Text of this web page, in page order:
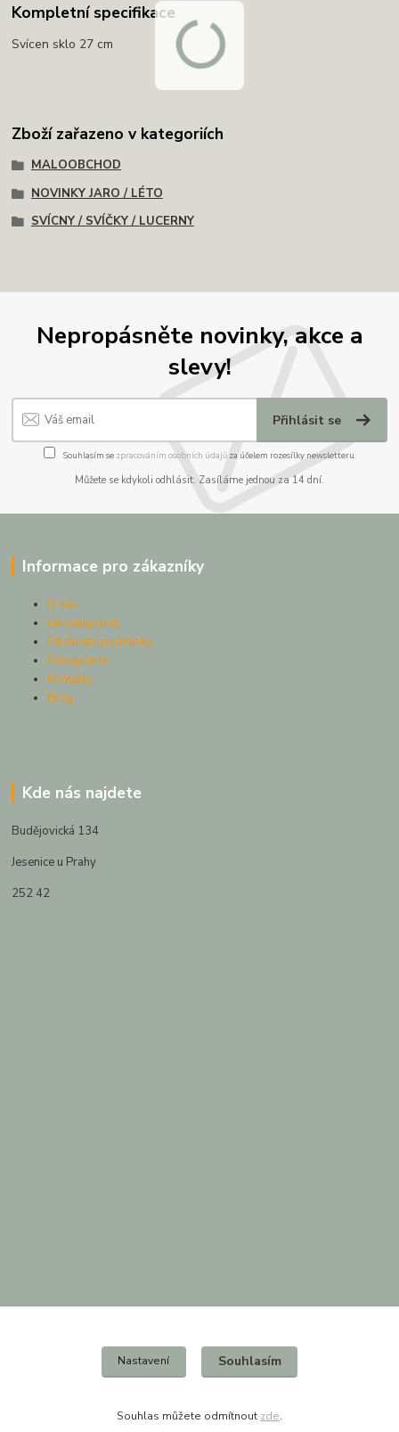
Kompletní specifikace
Svícen sklo 27 cm
Zboží zařazeno v kategoriích
MALOOBCHOD
NOVINKY JARO / LÉTO
SVÍCNY / SVÍČKY / LUCERNY
Nepropásněte novinky, akce a
slevy!
Přihlásit se
Souhlasím se zpracováním osobních údajůza účelem rozesílky newsletteru.
Můžete se kdykoli odhlásit. Zasíláme jednou za 14 dní.
Informace pro zákazníky
O nás
Jak nakupovat
Obchodní podmínky
Fotogalerie
Kontakty
Blog
Kde nás najdete
Budějovická 134
Jesenice u Prahy
252 42
Nastavení Souhlasím
Souhlas můžete odmítnout zde.